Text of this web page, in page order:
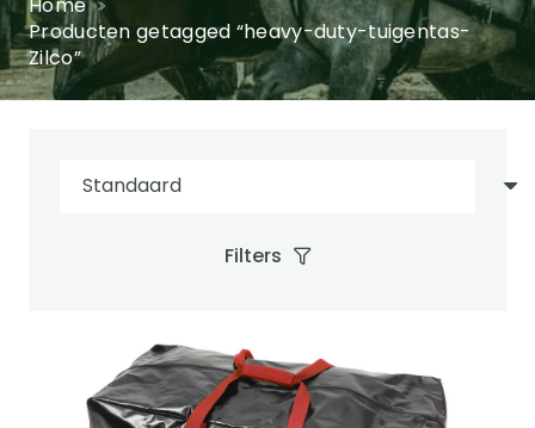
Producten getagged “heavy-duty-tuigentas-
Zilco”
Filters